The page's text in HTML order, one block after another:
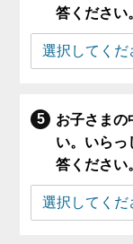
答ください
お子さまの
い。いらっ
答ください